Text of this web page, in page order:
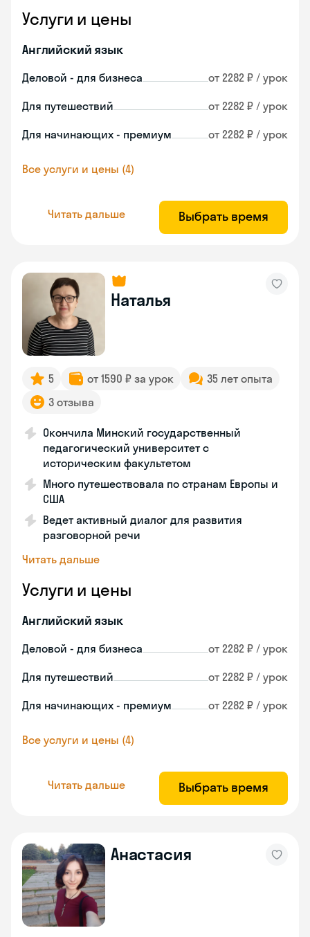
Услуги и цены
Английский язык
Деловой - для бизнеса от 2282 ₽ / урок
Для путешествий от 2282 ₽ / урок
Для начинающих - премиум от 2282 ₽ / урок
Все услуги и цены (4)
Читать дальше Выбрать время
Наталья
5 от 1590 ₽ за урок
35 лет опыта
3 отзыва
Окончила Минский государственный
педагогический университет с
историческим факультетом
Много путешествовала по странам Европы и
США
Ведет активный диалог для развития
разговорной речи
Читать дальше
Услуги и цены
Английский язык
Деловой - для бизнеса от 2282 ₽ / урок
Для путешествий от 2282 ₽ / урок
Для начинающих - премиум от 2282 ₽ / урок
Все услуги и цены (4)
Читать дальше Выбрать время
Анастасия